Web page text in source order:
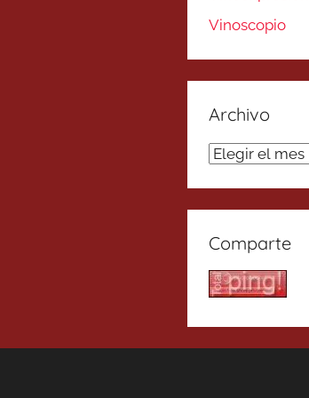
Vinoscopio
Archivo
Archivo
Comparte